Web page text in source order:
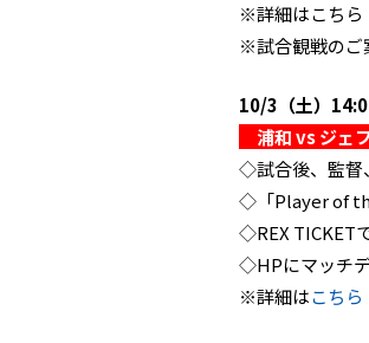
※詳細はこちら
※試合観戦のご
10/3（土）
浦和 vs ジェ
◇試合後、監督
◇「Player of
◇REX TICKET
◇HPにマッチ
※詳細はこちら